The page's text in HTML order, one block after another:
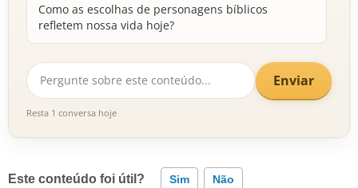
Como as escolhas de personagens bíblicos
refletem nossa vida hoje?
Enviar
Resta 1 conversa hoje
Este conteúdo foi útil? Sim Não